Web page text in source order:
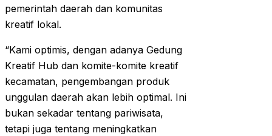
pemerintah daerah dan komunitas
kreatif lokal.
“Kami optimis, dengan adanya Gedung
Kreatif Hub dan komite-komite kreatif
kecamatan, pengembangan produk
unggulan daerah akan lebih optimal. Ini
bukan sekadar tentang pariwisata,
tetapi juga tentang meningkatkan